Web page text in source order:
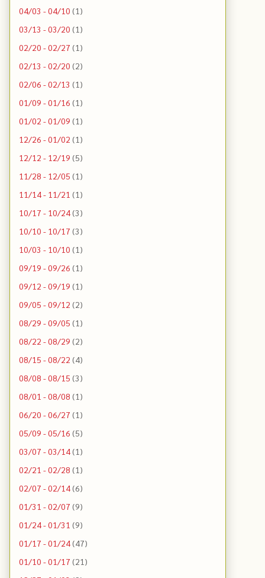
04/03 - 04/10 (1)
03/13 - 03/20 (1)
02/20 - 02/27 (1)
02/13 - 02/20 (2)
02/06 - 02/13 (1)
01/09 - 01/16 (1)
01/02 - 01/09 (1)
12/26 - 01/02 (1)
12/12 - 12/19 (5)
11/28 - 12/05 (1)
11/14 - 11/21 (1)
10/17 - 10/24(3)
10/10 - 10/17 (3)
10/03 - 10/10 (1)
09/19 - 09/26 (1)
09/12 - 09/19 (1)
09/05 - 09/12 (2)
08/29 - 09/05 (1)
08/22 - 08/29 (2)
08/15 - 08/22 (4)
08/08 - 08/15 (3)
08/01 - 08/08 (1)
06/20 - 06/27 (1)
05/09 - 05/16 (5)
03/07 - 03/14(1)
02/21 - 02/28 (1)
02/07 - 02/14(6)
01/31 - 02/07 (9)
01/24 - 01/31 (9)
01/17 - 01/24(47)
01/10 - 01/17 (21)